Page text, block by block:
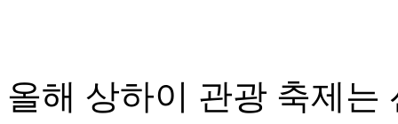
올해 상하이 관광 축제는